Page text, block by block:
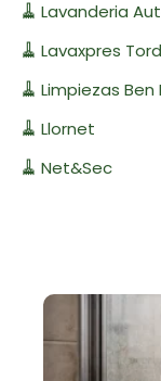
🧹 Lavanderia
🧹 Lavaxpres
🧹 Limpiezas Ben
🧹 Llornet
🧹 Net&Sec